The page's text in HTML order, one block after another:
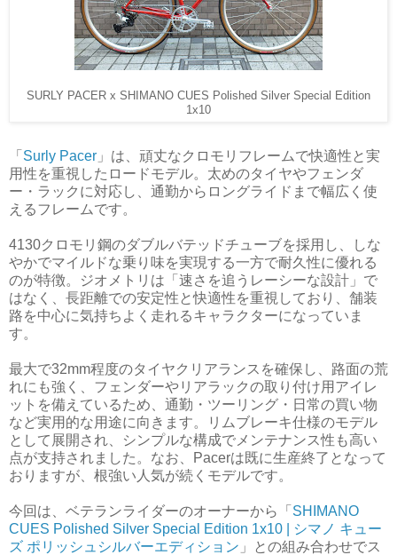
SURLY PACER x SHIMANO CUES Polished Silver Special Edition
1x10
「 Surly Pacer 」は、頑丈なクロモリフレームで快適性と実
用性を重視したロードモデル。太めのタイヤやフェンダ
ー・ラックに対応し、通勤からロングライドまで幅広く使
えるフレームです。
4130クロモリ鋼のダブルバテッドチューブを採用し、しな
やかでマイルドな乗り味を実現する一方で耐久性に優れる
のが特徴。ジオメトリは「速さを追うレーシーな設計」で
はなく、長距離での安定性と快適性を重視しており、舗装
路を中心に気持ちよく走れるキャラクターになっていま
す。
最大で32mm程度のタイヤクリアランスを確保し、路面の荒
れにも強く、フェンダーやリアラックの取り付け用アイレ
ットを備えているため、通勤・ツーリング・日常の買い物
など実用的な用途に向きます。リムブレーキ仕様のモデル
として展開され、シンプルな構成でメンテナンス性も高い
点が支持されました。なお、Pacerは既に生産終了となって
おりますが、根強い人気が続くモデルです。
今回は、ベテランライダーのオーナーから「 SHIMANO
CUES Polished Silver Special Edition 1x10 | シマノ キュー
ズ ポリッシュシルバーエディション 」との組み合わせでス